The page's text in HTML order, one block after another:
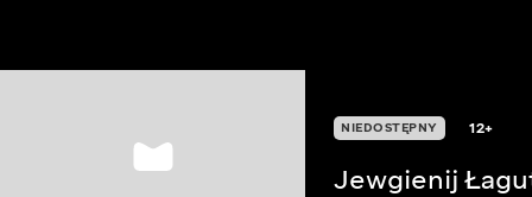
NIEDOSTĘPNY 12+
Jewgienij